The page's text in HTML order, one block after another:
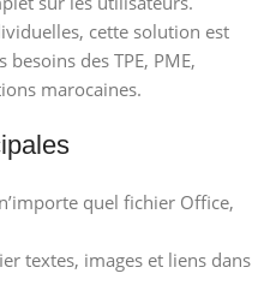
cette solution est
des TPE, PME,
marocaines.
quel fichier Office,
textes, images et liens dans